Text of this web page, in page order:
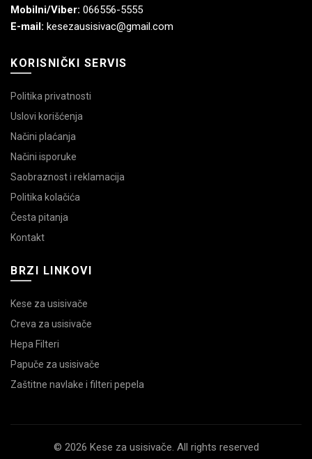
Mobilni/Viber: 066556-5555
E-mail: kesezausisivac@gmail.com
KORISNIČKI SERVIS
Politika privatnosti
Uslovi korišćenja
Načini plaćanja
Načini isporuke
Saobraznost i reklamacija
Politika kolačića
Česta pitanja
Kontakt
BRZI LINKOVI
Kese za usisivače
Creva za usisivače
Hepa Filteri
Papuče za usisivače
Zaštitne navlake i filteri pepela
© 2026 Kese za usisivače. All rights reserved